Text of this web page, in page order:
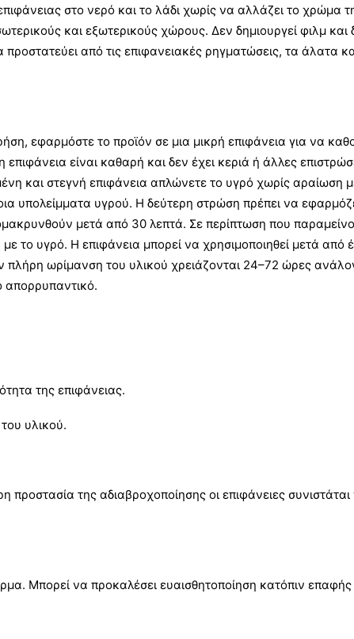
στο νερό και το λάδι χωρίς να αλλάζει το χρώμα
και εξωτερικούς χώρους. Δεν δημιουργεί φιλμ και
από τις επιφανειακές ρηγματώσεις, τα άλατα
εφαρμόστε το προϊόν σε μια μικρή επιφάνεια για να
είναι καθαρή και δεν έχει κεριά ή άλλες
και στεγνή επιφάνεια απλώνετε το υγρό χωρίς αραίωση
υπολείμματα υγρού. Η δεύτερη στρώση πρέπει να
μετά από 30 λεπτά. Σε περίπτωση που
υγρό. Η επιφάνεια μπορεί να χρησιμοποιηθεί μετά από
πλήρη ωρίμανση του υλικού χρειάζονται 24–72 ώρες
απορρυπαντικό.
της επιφάνειας.
υλικού.
της αδιαβροχοποίησης οι επιφάνειες
Μπορεί να προκαλέσει ευαισθητοποίηση κατόπιν